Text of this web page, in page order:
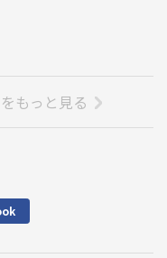
もっと見る